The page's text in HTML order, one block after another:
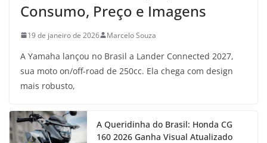
Consumo, Preço e Imagens
19 de janeiro de 2026 Marcelo Souza
A Yamaha lançou no Brasil a Lander Connected 2027,
sua moto on/off-road de 250cc. Ela chega com design
mais robusto,
A Queridinha do Brasil: Honda CG
160 2026 Ganha Visual Atualizado